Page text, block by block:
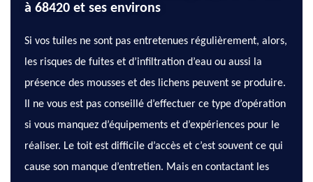
à 68420 et ses environs
Si vos tuiles ne sont pas entretenues régulièrement, alors,
les risques de fuites et d’infiltration d’eau ou aussi la
présence des mousses et des lichens peuvent se produire.
Il ne vous est pas conseillé d’effectuer ce type d’opération
si vous manquez d’équipements et d’expériences pour le
réaliser. Le toit est difficile d’accès et c’est souvent ce qui
cause son manque d’entretien. Mais en contactant les